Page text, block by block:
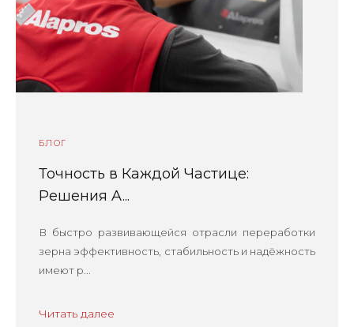
БЛОГ
Точность в Каждой Частице:
Решения A...
В быстро развивающейся отрасли переработки
зерна эффективность, стабильность и надёжность
имеют р...
Читать далее